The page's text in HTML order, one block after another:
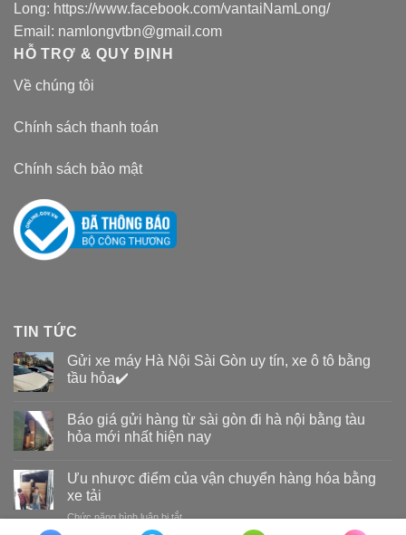
Long: https://www.facebook.com/vantaiNamLong/
Email: namlongvtbn@gmail.com
HỖ TRỢ & QUY ĐỊNH
Về chúng tôi
Chính sách thanh toán
Chính sách bảo mật
TIN TỨC
Gửi xe máy Hà Nội Sài Gòn uy tín, xe ô tô bằng
tầu hỏa✔️
Báo giá gửi hàng từ sài gòn đi hà nội bằng tàu
hỏa mới nhất hiện nay
Ưu nhược điểm của vận chuyển hàng hóa bằng
xe tải
Chức năng bình luận bị tắtở